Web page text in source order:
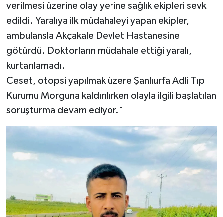
verilmesi üzerine olay yerine sağlık ekipleri sevk
edildi. Yaralıya ilk müdahaleyi yapan ekipler,
ambulansla Akçakale Devlet Hastanesine
götürdü. Doktorların müdahale ettiği yaralı,
kurtarılamadı.
Ceset, otopsi yapılmak üzere Şanlıurfa Adli Tıp
Kurumu Morguna kaldırılırken olayla ilgili başlatılan
soruşturma devam ediyor."